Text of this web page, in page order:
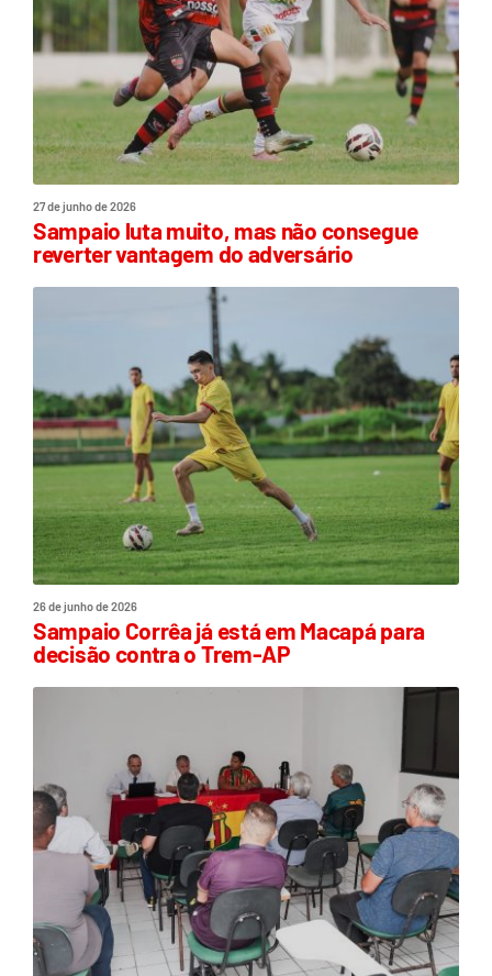
27 de junho de 2026
Sampaio luta muito, mas não consegue
reverter vantagem do adversário
26 de junho de 2026
Sampaio Corrêa já está em Macapá para
decisão contra o Trem-AP